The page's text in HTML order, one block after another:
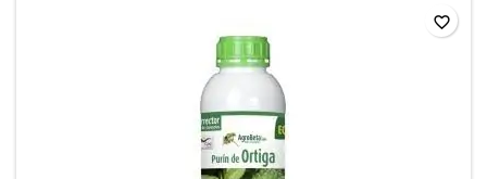
favorite_border